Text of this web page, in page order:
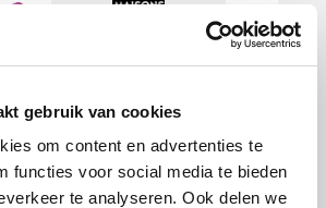
gebruik van cookies
om content en advertenties te
functies voor social media te bieden
te analyseren. Ook delen we